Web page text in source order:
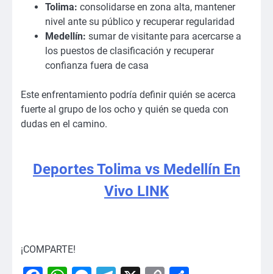
Tolima: consolidarse en zona alta, mantener
nivel ante su público y recuperar regularidad
Medellín: sumar de visitante para acercarse a
los puestos de clasificación y recuperar
confianza fuera de casa
Este enfrentamiento podría definir quién se acerca
fuerte al grupo de los ocho y quién se queda con
dudas en el camino.
Deportes Tolima vs Medellín En
Vivo LINK
¡COMPARTE!